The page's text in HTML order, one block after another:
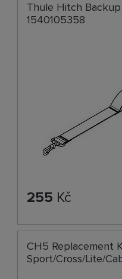
Thule Hitch
1540105358
255 Kč
CH5 Replacement
Sport/Cross/Lite/